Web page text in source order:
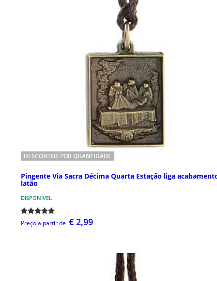
DESCONTOS POR QUANTIDADE
Pingente Via Sacra Décima Quarta Estação liga
latão
DISPONÍVEL
Preço a partir de € 2,99